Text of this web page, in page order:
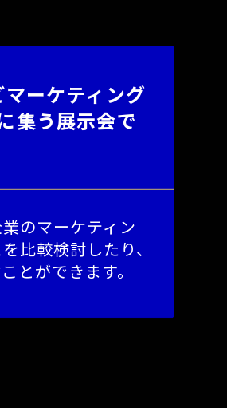
ーケティング
集う展示会で
のマーケティン
比較検討したり、
とができます。